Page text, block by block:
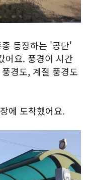
등장하는 '공단'
어요. 풍경이 시간
경도, 계절 풍경도
에 도착했어요.